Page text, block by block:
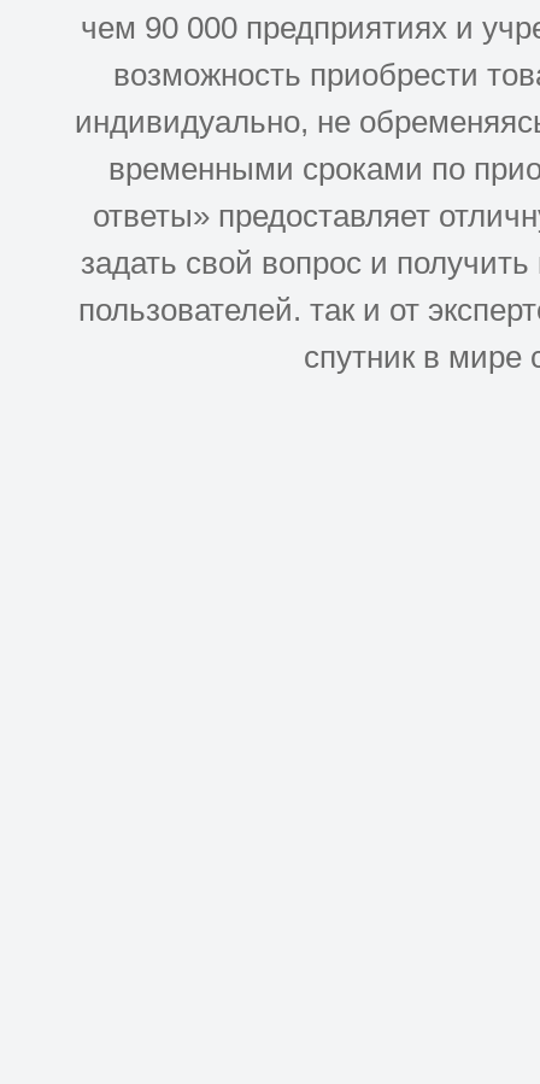
чем 90 000 предприятиях и
возможность приобрести
индивидуально, не
временными сроками по
ответы» предоставляет
задать свой вопрос и
пользователей. так и от
спутник в